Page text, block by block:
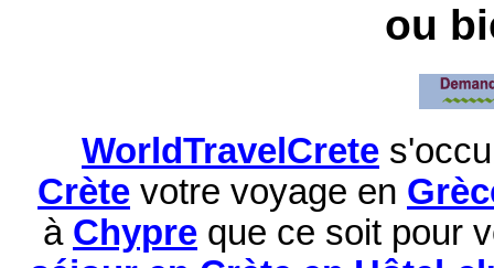
ou
WorldTravelCrete
Crète votre voyage en
à Chypre que ce soit pour